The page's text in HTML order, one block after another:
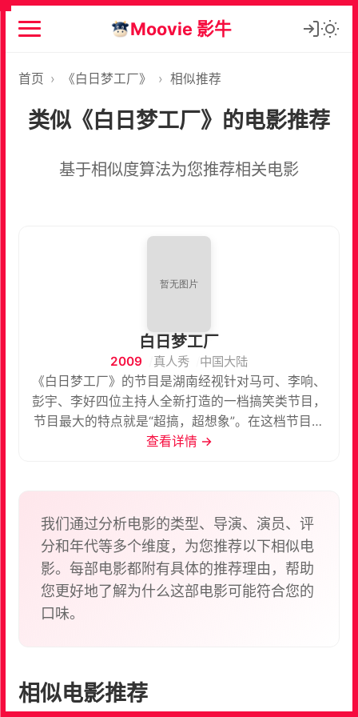
Moovie 影牛
首页 › 《白日梦工厂》 › 相似推荐
类似《白日梦工厂》的电影推荐
基于相似度算法为您推荐相关电影
白日梦工厂
2009 真人秀
中国大陆
《白日梦工厂》的节目是湖南经视针对马可、李响、
彭宇、李好四位主持人全新打造的一档搞笑类节目，
节目最大的特点就是“超搞，超想象”。在这档节目中
李响与马可、李好、彭宇，湖南广电花男四壮士合并
查看详情 →
我们通过分析电影的类型、导演、演员、评
分和年代等多个维度，为您推荐以下相似电
影。每部电影都附有具体的推荐理由，帮助
您更好地了解为什么这部电影可能符合您的
口味。
相似电影推荐